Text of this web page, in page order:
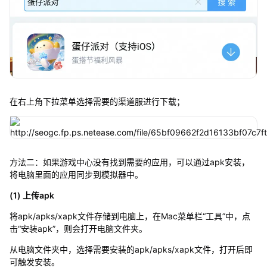
在右上角下拉菜单选择需要的渠道服进行下载；
方法二：如果游戏中心没有找到需要的应用，可以通过apk安装，
将电脑里面的应用同步到模拟器中。
(1) 上传apk
将apk/apks/xapk文件存储到电脑上，在Mac菜单栏“工具”中，点
击“安装apk”，则会打开电脑文件夹。
从电脑文件夹中，选择需要安装的apk/apks/xapk文件，打开后即
可触发安装。